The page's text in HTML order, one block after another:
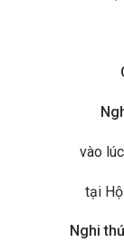
vào
tại
Nghi